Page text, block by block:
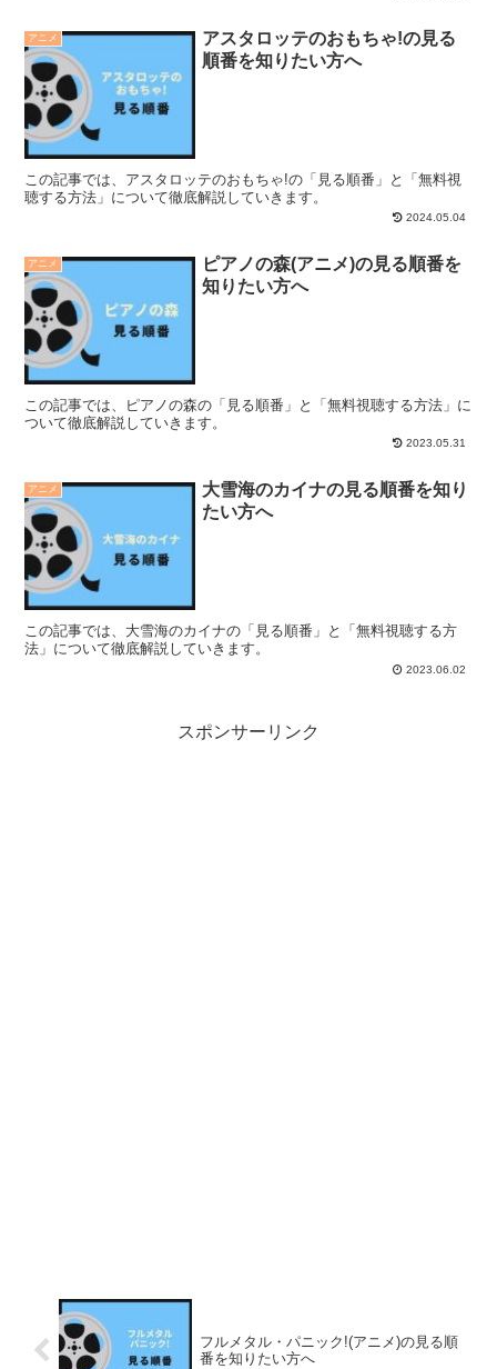
アニメ
アスタロッテのおもちゃ!の見る
順番を知りたい方へ
この記事では、アスタロッテのおもちゃ!の「見る順番」と「無料視
聴する方法」について徹底解説していきます。
2024.05.04
アニメ
ピアノの森(アニメ)の見る順番を
知りたい方へ
この記事では、ピアノの森の「見る順番」と「無料視聴する方法」に
ついて徹底解説していきます。
2023.05.31
アニメ
大雪海のカイナの見る順番を知り
たい方へ
この記事では、大雪海のカイナの「見る順番」と「無料視聴する方
法」について徹底解説していきます。
2023.06.02
スポンサーリンク
フルメタル・パニック!(アニメ)の見る順
番を知りたい方へ